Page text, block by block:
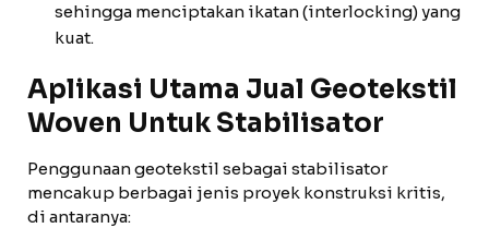
sehingga menciptakan ikatan (interlocking) yang
kuat.
Aplikasi Utama Jual Geotekstil
Woven Untuk Stabilisator
Penggunaan geotekstil sebagai stabilisator
mencakup berbagai jenis proyek konstruksi kritis,
di antaranya: